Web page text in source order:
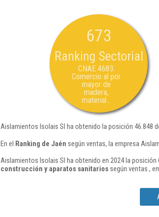
673
Ranking Sectorial
CNAE 4683:
Comercio al por
mayor de
madera,
material...
Aislamientos Isolais Sl ha obtenido la posición 46.848
En el Ranking de Jaén según ventas, la empresa
Aislamientos Isolais Sl ha obtenido en 2024 la posición
construcción y aparatos sanitariossegún ventas ,